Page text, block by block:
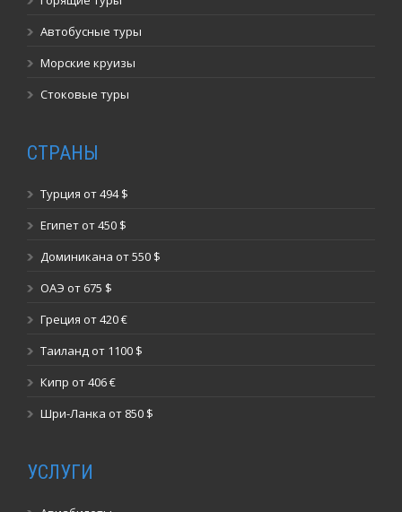
Автобусные туры
Морские круизы
Стоковые туры
СТРАНЫ
Турция от 494 $
Египет от 450 $
Доминикана от 550 $
ОАЭ от 675 $
Греция от 420 €
Таиланд от 1100 $
Кипр от 406 €
Шри-Ланка от 850 $
УСЛУГИ